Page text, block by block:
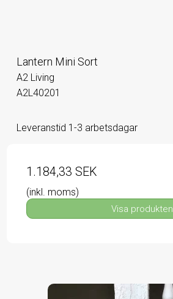
Lantern Mini Sort
A2 Living
A2L40201
Leveranstid 1-3 arbetsdagar
1.184,33 SEK
(inkl. moms)
Visa produkten